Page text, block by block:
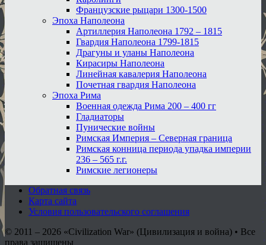
Французские рыцари 1300-1500
Эпоха Наполеона
Артиллерия Наполеона 1792 – 1815
Гвардия Наполеона 1799-1815
Драгуны и уланы Наполеона
Кирасиры Наполеона
Линейная кавалерия Наполеона
Почетная гвардия Наполеона
Эпоха Рима
Военная одежда Рима 200 – 400 гг
Гладиаторы
Пунические войны
Римская Империя – Северная граница
Римская конница периода упадка империи
236 – 565 г.г.
Римские легионеры
Обратная связь
Карта сайта
Условия пользовательского соглашения
© 2011 – 2026 «Civilization War» (Цивилизация и война) • Все
права защищены